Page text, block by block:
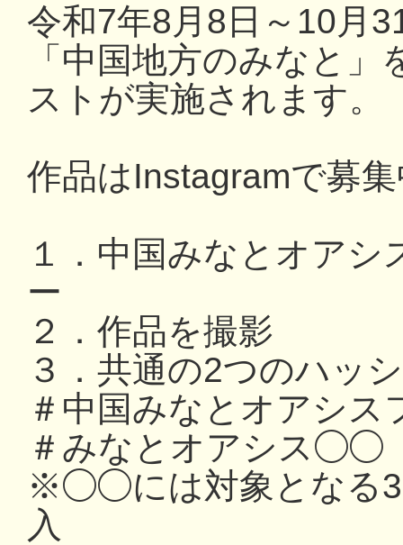
令和7年8月8日～10月
「中国地方のみなと
ストが実施されます。
作品はInstagramで募
１．中国みなとオアシ
ー
２．作品を撮影
３．共通の2つのハッ
＃中国みなとオアシ
＃みなとオアシス◯◯
※◯◯には対象となる
入